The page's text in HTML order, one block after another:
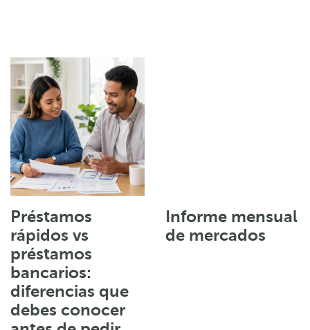
Préstamos
rápidos vs
préstamos
bancarios:
diferencias que
debes conocer
Informe mensual
de mercados